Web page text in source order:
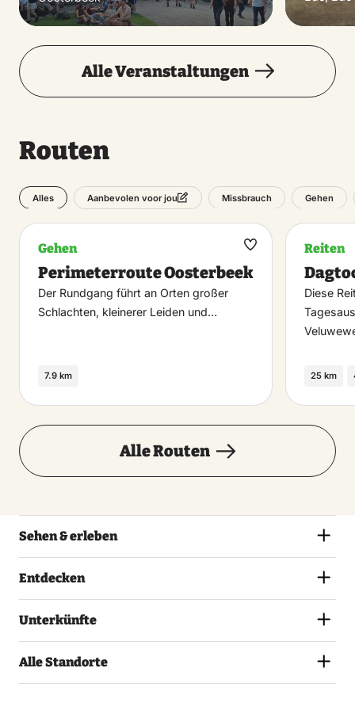
Alle Veranstaltungen
Routen
Alles Aanbevolen voor jou Missbrauch Gehen
Gehen
Perimeterroute Oosterbeek
Der Rundgang führt an Orten großer
Schlachten, kleinerer Leiden und…
7.9 km
Maak
favoriet
Reiten
Diese
25 km
Alle Routen
Sehen & erleben
Entdecken
Unterkünfte
Alle Standorte